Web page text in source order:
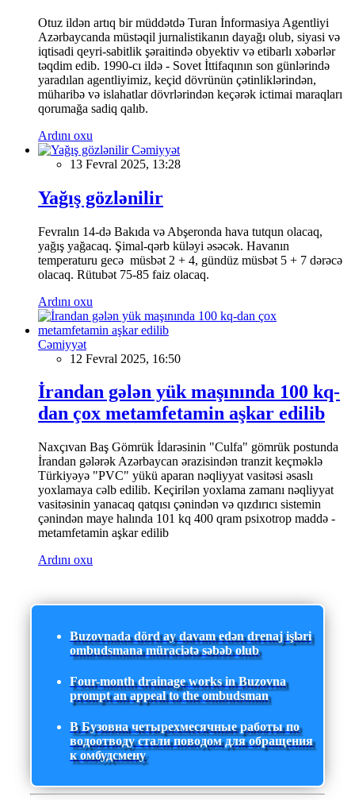
Otuz ildən artıq bir müddətdə Turan İnformasiya Agentliyi
Azərbaycanda müstəqil jurnalistikanın dayağı olub, siyasi və
iqtisadi qeyri-sabitlik şəraitində obyektiv və etibarlı xəbərlər
təqdim edib. 1990-cı ildə - Sovet İttifaqının son günlərində
yaradılan agentliyimiz, keçid dövrünün çətinliklərindən,
müharibə və islahatlar dövrlərindən keçərək ictimai maraqları
qorumağa sadiq qalıb.
Ardını oxu
Cəmiyyət
13 Fevral 2025, 13:28
Yağış gözlənilir
Fevralın 14-də Bakıda və Abşeronda hava tutqun olacaq,
yağış yağacaq. Şimal-qərb küləyi əsəcək. Havanın
temperaturu gecə müsbət 2 + 4, gündüz müsbət 5 + 7 dərəcə
olacaq. Rütubət 75-85 faiz olacaq.
Ardını oxu
Cəmiyyət
12 Fevral 2025, 16:50
İrandan gələn yük maşınında 100 kq-
dan çox metamfetamin aşkar edilib
Naxçıvan Baş Gömrük İdarəsinin "Culfa" gömrük postunda
İrandan gələrək Azərbaycan ərazisindən tranzit keçməklə
Türkiyəyə "PVC" yükü aparan nəqliyyat vasitəsi əsaslı
yoxlamaya cəlb edilib. Keçirilən yoxlama zamanı nəqliyyat
vasitəsinin yanacaq qatqısı çənindən və qızdırıcı sistemin
çənindən maye halında 101 kq 400 qram psixotrop maddə -
metamfetamin aşkar edilib
Ardını oxu
Buzovnada dörd ay davam edən drenaj işləri
ombudsmana müraciətə səbəb olub
Four-month drainage works in Buzovna
prompt an appeal to the ombudsman
В Бузовна четырехмесячные работы по
водоотводу стали поводом для обращения
к омбудсмену